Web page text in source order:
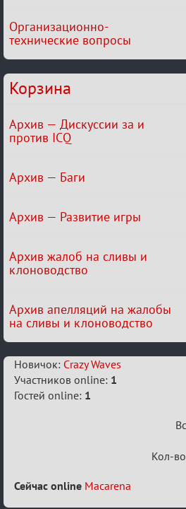
Организационно-
технические вопросы
Корзина
Архив — Дискуссии за и
против ICQ
Архив — Баги
Архив — Развитие игры
Архив жалоб на сливы и
клоноводство
Архив апелляций на жалобы
на сливы и клоноводство
Пользовательская
инфа
Новичок: Crazy Waves
Участников online: 1
Гостей online: 1
Кол-
Сейчас online Macarena